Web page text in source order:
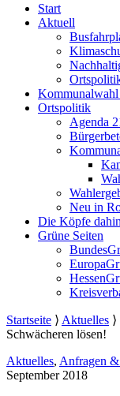
Start
Aktuell
Ortspolitik
Agenda
Neu in
Die Köpfe
Grüne Seiten
Startseite ⟩ Aktuelles ⟩
Schwächeren lösen!
Aktuelles, Anfragen
September 2018